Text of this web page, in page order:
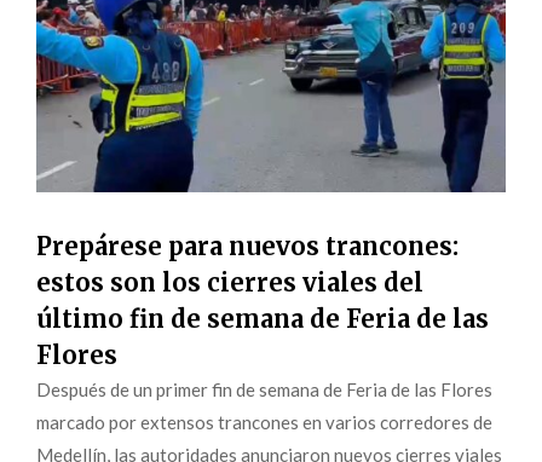
Prepárese para nuevos trancones:
estos son los cierres viales del
último fin de semana de Feria de las
Flores
Después de un primer fin de semana de Feria de las Flores
marcado por extensos trancones en varios corredores de
Medellín, las autoridades anunciaron nuevos cierres viales